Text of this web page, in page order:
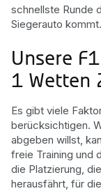
schnellste Runde
Siegerauto kommt.
Unsere
1 Wetten
Es gibt viele
berücksichtigen.
abgeben willst,
freie Training und
die Platzierung,
herausfährt, für